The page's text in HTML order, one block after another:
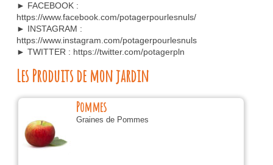
► FACEBOOK :
https://www.facebook.com/potagerpourlesnuls/
► INSTAGRAM :
https://www.instagram.com/potagerpourlesnuls
► TWITTER : https://twitter.com/potagerpln
Les Produits de mon jardin
Pommes
Graines de Pommes